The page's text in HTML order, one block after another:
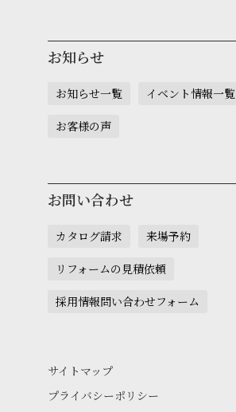
お知らせ
お知らせ一覧 イベント情報一覧
お客様の声
お問い合わせ
カタログ請求 来場予約
リフォームの見積依頼
採用情報問い合わせフォーム
サイトマップ
プライバシーポリシー